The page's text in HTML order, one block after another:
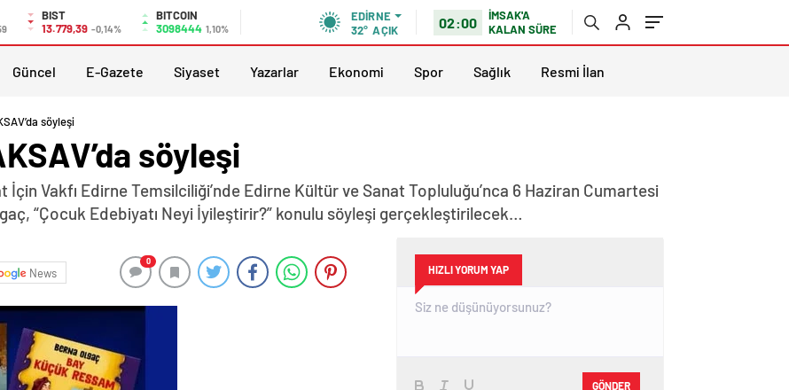
BIST
13.779,39 -0,14%
BITCOIN
3098444 1,10%
EDIRNE
32° AÇIK 02:00
İMSAK'A
KALAN SÜRE
Güncel E-Gazete Siyaset Yazarlar Ekonomi Spor Sağlık Resmi İlan
söyleşi
söyleşi
Vakfı Edirne Temsilciliği’nde Edirne Kültür ve Sanat Topluluğu’nca 6 Haziran Cumartesi
“Çocuk Edebiyatı Neyi İyileştirir?” konulu söyleşi gerçekleştirilecek…
News
0
HIZLI YORUM YAP
GÖNDER